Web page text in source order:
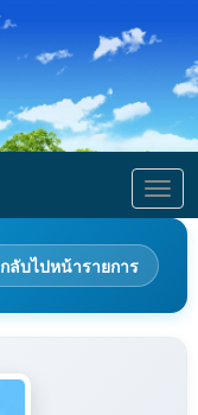
กลับไปหน้ารายการ